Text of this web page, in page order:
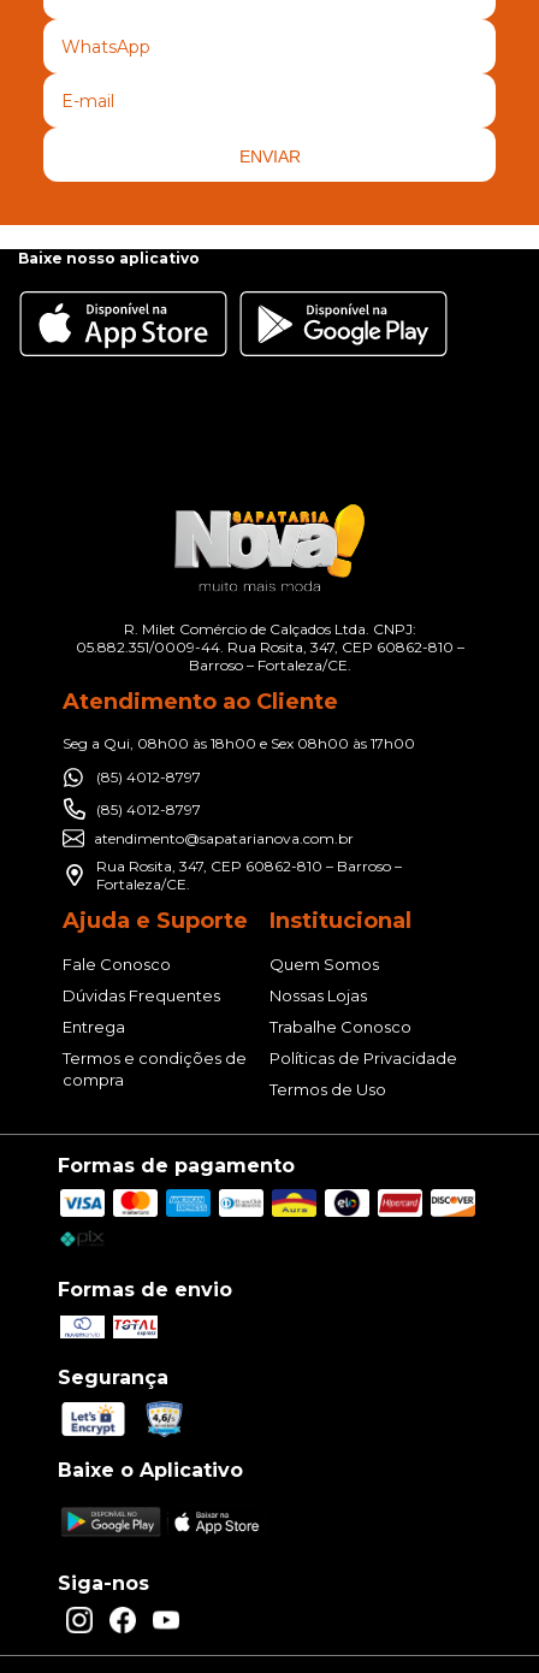
ENVIAR
Baixe nosso aplicativo
R. Milet Comércio de Calçados Ltda. CNPJ:
05.882.351/0009-44. Rua Rosita, 347, CEP 60862-810 –
Barroso – Fortaleza/CE.
Atendimento ao Cliente
Seg a Qui, 08h00 às 18h00 e Sex 08h00 às 17h00
(85) 4012-8797
(85) 4012-8797
atendimento@sapatarianova.com.br
Rua Rosita, 347, CEP 60862-810 – Barroso –
Fortaleza/CE.
Ajuda e Suporte
Fale Conosco
Dúvidas Frequentes
Entrega
Termos e condições de
compra
Institucional
Quem Somos
Nossas Lojas
Trabalhe Conosco
Políticas de Privacidade
Termos de Uso
Formas de pagamento
Formas de envio
Segurança
Baixe o Aplicativo
Siga-nos